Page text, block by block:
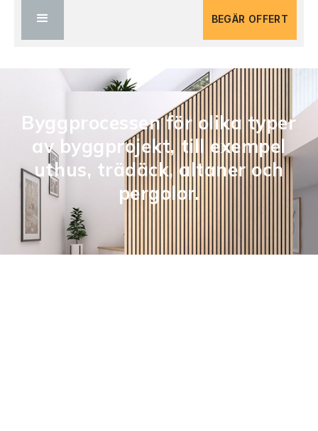
BEGÄR OFFERT
Byggprocessen för olika typer
av byggprojekt, till exempel
uthus, trädäck, altaner och
pergolor.